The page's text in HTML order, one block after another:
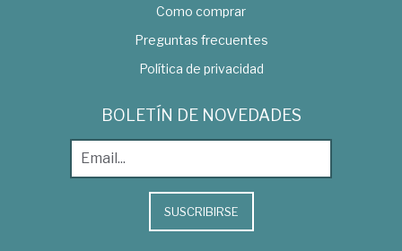
Como comprar
Preguntas frecuentes
Política de privacidad
BOLETÍN DE NOVEDADES
SUSCRIBIRSE